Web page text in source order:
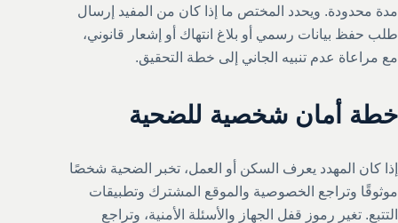
مدة محدودة. ويحدد المختص ما إذا كان من المفيد إرسال
طلب حفظ بيانات رسمي أو بلاغ انتهاك أو إشعار قانوني،
مع مراعاة عدم تنبيه الجاني إلى خطة التحقيق.
خطة أمان شخصية للضحية
إذا كان المهدد يعرف السكن أو العمل، تخبر الضحية شخصًا
موثوقًا وتراجع الخصوصية والموقع المشترك وتطبيقات
التتبع. تغير رموز قفل الجهاز والأسئلة الأمنية، وتراجع